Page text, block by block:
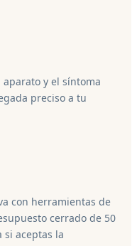
aparato y el síntoma
preciso a tu
con herramientas de
cerrado de 50
si aceptas la